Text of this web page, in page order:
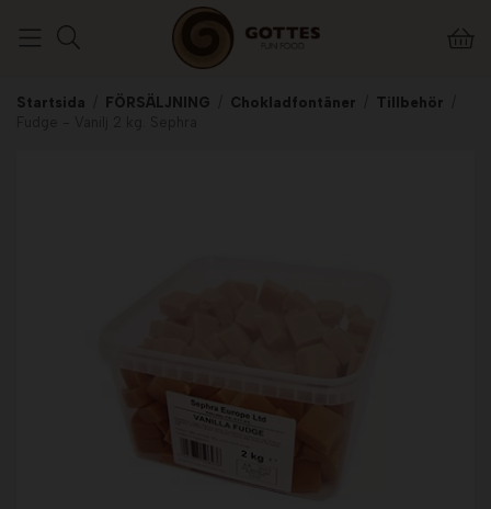
Startsida FÖRSÄLJNING Chokladfontäner Tillbehör